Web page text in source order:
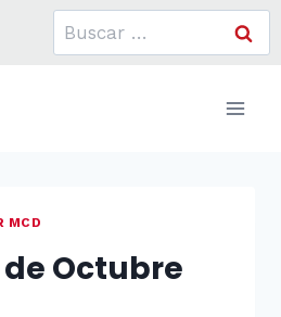
Buscar:
MCD
Octubre